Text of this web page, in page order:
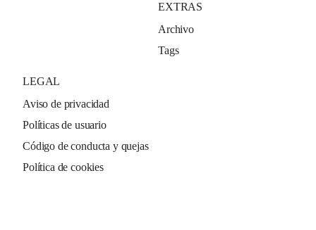
EXTRAS
Archivo
Tags
LEGAL
Aviso de privacidad
Políticas de usuario
Código de conducta y quejas
Política de cookies